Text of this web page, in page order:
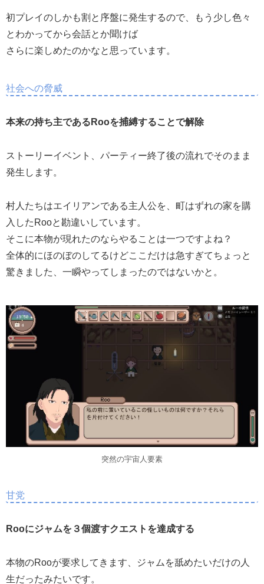
初プレイのしかも割と序盤に発生するので、もう少し色々
とわかってから会話とか聞けば
さらに楽しめたのかなと思っています。
社会への脅威
本来の持ち主であるRooを捕縛することで解除
ストーリーイベント、パーティー終了後の流れでそのまま
発生します。
村人たちはエイリアンである主人公を、町はずれの家を購
入したRooと勘違いしています。
そこに本物が現れたのならやることは一つですよね？
全体的にほのぼのしてるけどここだけは急すぎてちょっと
驚きました、一瞬やってしまったのではないかと。
突然の宇宙人要素
甘党
Rooにジャムを３個渡すクエストを達成する
本物のRooが要求してきます、ジャムを舐めたいだけの人
生だったみたいです。